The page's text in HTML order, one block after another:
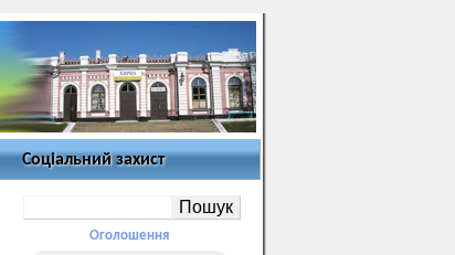
Соціальний захист
Оголошення